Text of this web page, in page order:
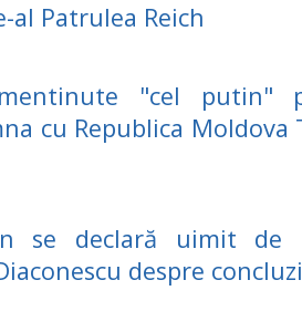
al Patrulea Reich
"cel putin"
cu Republica
se declară uimit de
despre